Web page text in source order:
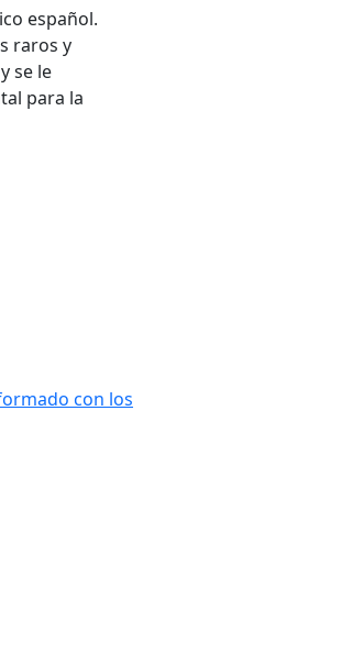
español.
raros y
se le
para la
con los